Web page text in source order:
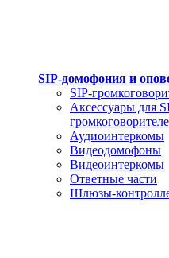
SIP-домофония и
SIP-
Аксессуары для
Аудиоинтеркомы
Видеодомофоны
Видеоинтеркомы
Ответные части
Шлюзы-